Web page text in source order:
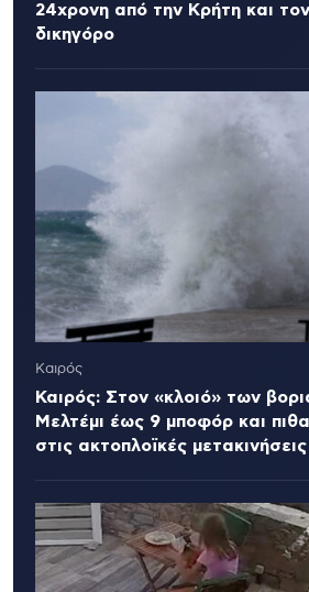
24χρονη από την Κρήτη και
δικηγόρο
Καιρός
Καιρός: Στον «κλοιό» των
Μελτέμι έως 9 μποφόρ και
στις ακτοπλοϊκές μετακινήσεις